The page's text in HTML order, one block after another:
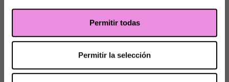
Permitir todas
Permitir la selección
Fortaleced vuestra relación y volved a sentiros unidos.